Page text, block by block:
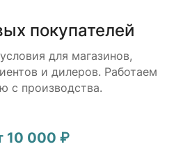
покупателей
для магазинов,
и дилеров. Работаем
с производства.
10 000 ₽